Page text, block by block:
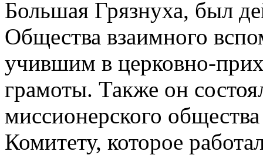
Большая Грязнуха, был
Общества взаимного
учившим в церковно-
грамоты. Также он
миссионерского
Комитету, которое